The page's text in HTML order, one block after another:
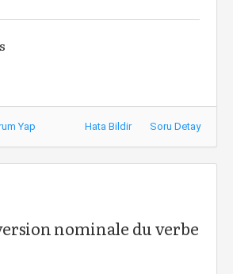
Yap Hata Bildir Soru Detay
nominale du verbe